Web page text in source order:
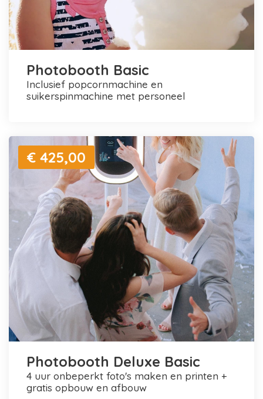
Photobooth Basic
inclusief popcornmachine en
suikerspinmachine met personeel
€ 425,00
Photobooth Deluxe Basic
4 uur onbeperkt foto's maken en printen +
gratis opbouw en afbouw